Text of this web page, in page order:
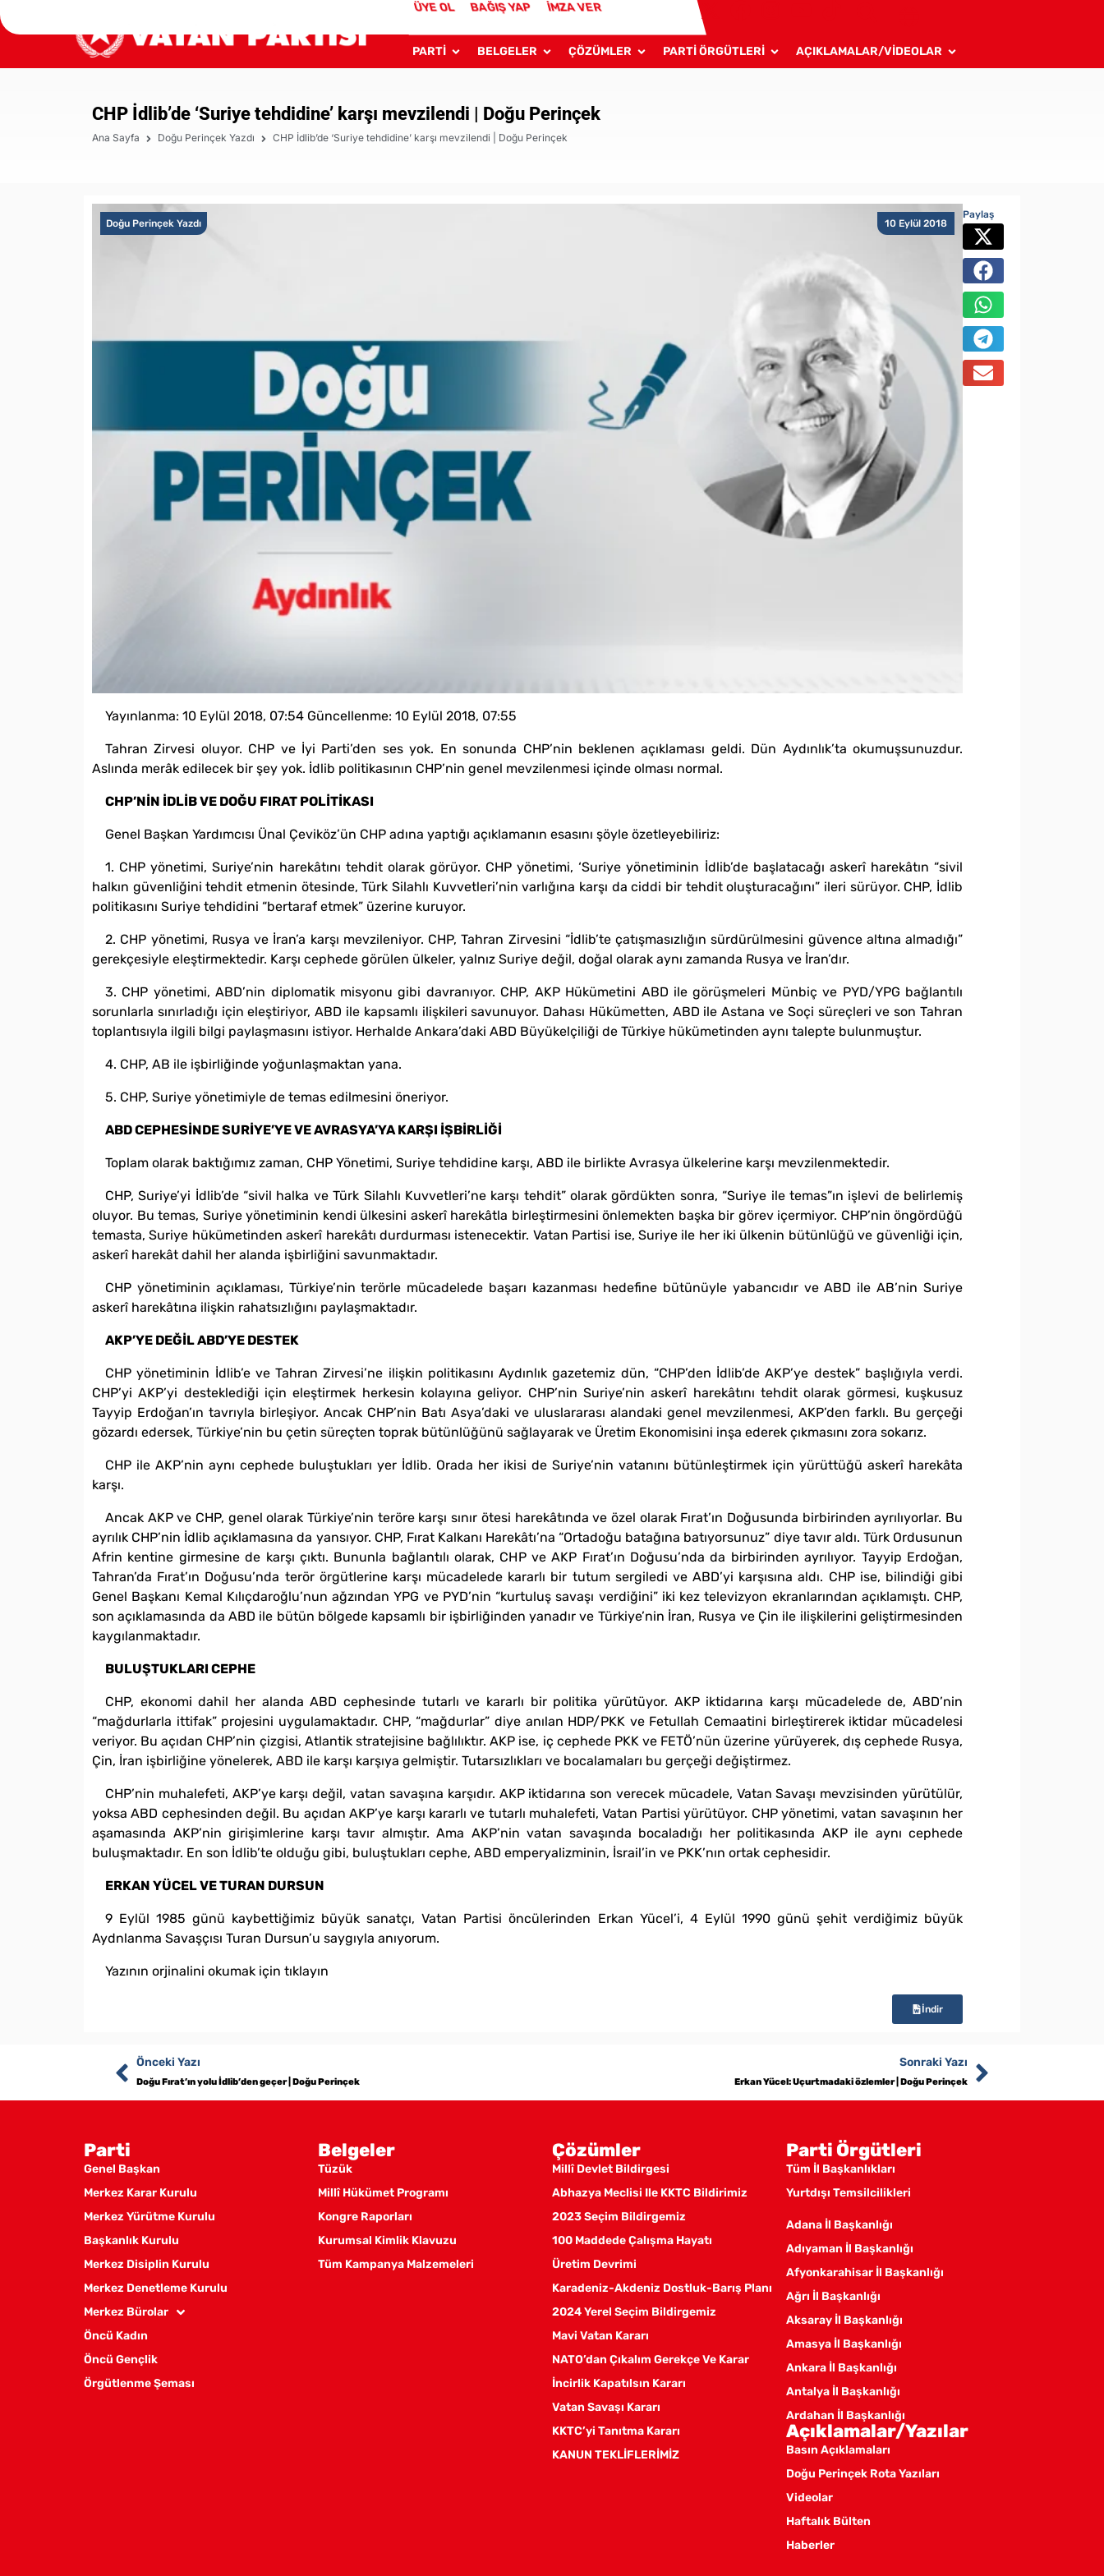
ÜYE OL BAĞIŞ YAP İMZA VER
PARTİ BELGELER ÇÖZÜMLER PARTİ ÖRGÜTLERİ AÇIKLAMALAR/VİDEOLAR
CHP İdlib’de ‘Suriye tehdidine’ karşı mevzilendi | Doğu Perinçek
Ana Sayfa Doğu Perinçek Yazdı CHP İdlib’de ‘Suriye tehdidine’ karşı mevzilendi | Doğu Perinçek
10 Eylül 2018
Doğu Perinçek Yazdı
Yayınlanma: 10 Eylül 2018, 07:54 Güncellenme: 10 Eylül 2018, 07:55
Tahran Zirvesi oluyor. CHP ve İyi Parti’den ses yok. En sonunda CHP’nin beklenen açıklaması geldi. Dün Aydınlık’ta okumuşsunuzdur.
Aslında merâk edilecek bir şey yok. İdlib politikasının CHP’nin genel mevzilenmesi içinde olması normal.
CHP’NİN İDLİB VE DOĞU FIRAT POLİTİKASI
Genel Başkan Yardımcısı Ünal Çeviköz’ün CHP adına yaptığı açıklamanın esasını şöyle özetleyebiliriz:
1. CHP yönetimi, Suriye’nin harekâtını tehdit olarak görüyor. CHP yönetimi, ‘Suriye yönetiminin İdlib’de başlatacağı askerî harekâtın “sivil
halkın güvenliğini tehdit etmenin ötesinde, Türk Silahlı Kuvvetleri’nin varlığına karşı da ciddi bir tehdit oluşturacağını” ileri sürüyor. CHP, İdlib
politikasını Suriye tehdidini “bertaraf etmek” üzerine kuruyor.
2. CHP yönetimi, Rusya ve İran’a karşı mevzileniyor. CHP, Tahran Zirvesini “İdlib’te çatışmasızlığın sürdürülmesini güvence altına almadığı”
gerekçesiyle eleştirmektedir. Karşı cephede görülen ülkeler, yalnız Suriye değil, doğal olarak aynı zamanda Rusya ve İran’dır.
3. CHP yönetimi, ABD’nin diplomatik misyonu gibi davranıyor. CHP, AKP Hükümetini ABD ile görüşmeleri Münbiç ve PYD/YPG bağlantılı
sorunlarla sınırladığı için eleştiriyor, ABD ile kapsamlı ilişkileri savunuyor. Dahası Hükümetten, ABD ile Astana ve Soçi süreçleri ve son Tahran
toplantısıyla ilgili bilgi paylaşmasını istiyor. Herhalde Ankara’daki ABD Büyükelçiliği de Türkiye hükümetinden aynı talepte bulunmuştur.
4. CHP, AB ile işbirliğinde yoğunlaşmaktan yana.
5. CHP, Suriye yönetimiyle de temas edilmesini öneriyor.
ABD CEPHESİNDE SURİYE’YE VE AVRASYA’YA KARŞI İŞBİRLİĞİ
Toplam olarak baktığımız zaman, CHP Yönetimi, Suriye tehdidine karşı, ABD ile birlikte Avrasya ülkelerine karşı mevzilenmektedir.
CHP, Suriye’yi İdlib’de “sivil halka ve Türk Silahlı Kuvvetleri’ne karşı tehdit” olarak gördükten sonra, “Suriye ile temas”ın işlevi de belirlemiş
oluyor. Bu temas, Suriye yönetiminin kendi ülkesini askerî harekâtla birleştirmesini önlemekten başka bir görev içermiyor. CHP’nin öngördüğü
temasta, Suriye hükümetinden askerî harekâtı durdurması istenecektir. Vatan Partisi ise, Suriye ile her iki ülkenin bütünlüğü ve güvenliği için,
askerî harekât dahil her alanda işbirliğini savunmaktadır.
CHP yönetiminin açıklaması, Türkiye’nin terörle mücadelede başarı kazanması hedefine bütünüyle yabancıdır ve ABD ile AB’nin Suriye
askerî harekâtına ilişkin rahatsızlığını paylaşmaktadır.
AKP’YE DEĞİL ABD’YE DESTEK
CHP yönetiminin İdlib’e ve Tahran Zirvesi’ne ilişkin politikasını Aydınlık gazetemiz dün, “CHP’den İdlib’de AKP’ye destek” başlığıyla verdi.
CHP’yi AKP’yi desteklediği için eleştirmek herkesin kolayına geliyor. CHP’nin Suriye’nin askerî harekâtını tehdit olarak görmesi, kuşkusuz
Tayyip Erdoğan’ın tavrıyla birleşiyor. Ancak CHP’nin Batı Asya’daki ve uluslararası alandaki genel mevzilenmesi, AKP’den farklı. Bu gerçeği
gözardı edersek, Türkiye’nin bu çetin süreçten toprak bütünlüğünü sağlayarak ve Üretim Ekonomisini inşa ederek çıkmasını zora sokarız.
CHP ile AKP’nin aynı cephede buluştukları yer İdlib. Orada her ikisi de Suriye’nin vatanını bütünleştirmek için yürüttüğü askerî harekâta
karşı.
Ancak AKP ve CHP, genel olarak Türkiye’nin teröre karşı sınır ötesi harekâtında ve özel olarak Fırat’ın Doğusunda birbirinden ayrılıyorlar. Bu
ayrılık CHP’nin İdlib açıklamasına da yansıyor. CHP, Fırat Kalkanı Harekâtı’na “Ortadoğu batağına batıyorsunuz” diye tavır aldı. Türk Ordusunun
Afrin kentine girmesine de karşı çıktı. Bununla bağlantılı olarak, CHP ve AKP Fırat’ın Doğusu’nda da birbirinden ayrılıyor. Tayyip Erdoğan,
Tahran’da Fırat’ın Doğusu’nda terör örgütlerine karşı mücadelede kararlı bir tutum sergiledi ve ABD’yi karşısına aldı. CHP ise, bilindiği gibi
Genel Başkanı Kemal Kılıçdaroğlu’nun ağzından YPG ve PYD’nin “kurtuluş savaşı verdiğini” iki kez televizyon ekranlarından açıklamıştı. CHP,
son açıklamasında da ABD ile bütün bölgede kapsamlı bir işbirliğinden yanadır ve Türkiye’nin İran, Rusya ve Çin ile ilişkilerini geliştirmesinden
kaygılanmaktadır.
BULUŞTUKLARI CEPHE
CHP, ekonomi dahil her alanda ABD cephesinde tutarlı ve kararlı bir politika yürütüyor. AKP iktidarına karşı mücadelede de, ABD’nin
“mağdurlarla ittifak” projesini uygulamaktadır. CHP, “mağdurlar” diye anılan HDP/PKK ve Fetullah Cemaatini birleştirerek iktidar mücadelesi
veriyor. Bu açıdan CHP’nin çizgisi, Atlantik stratejisine bağlılıktır. AKP ise, iç cephede PKK ve FETÖ’nün üzerine yürüyerek, dış cephede Rusya,
Çin, İran işbirliğine yönelerek, ABD ile karşı karşıya gelmiştir. Tutarsızlıkları ve bocalamaları bu gerçeği değiştirmez.
CHP’nin muhalefeti, AKP’ye karşı değil, vatan savaşına karşıdır. AKP iktidarına son verecek mücadele, Vatan Savaşı mevzisinden yürütülür,
yoksa ABD cephesinden değil. Bu açıdan AKP’ye karşı kararlı ve tutarlı muhalefeti, Vatan Partisi yürütüyor. CHP yönetimi, vatan savaşının her
aşamasında AKP’nin girişimlerine karşı tavır almıştır. Ama AKP’nin vatan savaşında bocaladığı her politikasında AKP ile aynı cephede
buluşmaktadır. En son İdlib’te olduğu gibi, buluştukları cephe, ABD emperyalizminin, İsrail’in ve PKK’nın ortak cephesidir.
ERKAN YÜCEL VE TURAN DURSUN
9 Eylül 1985 günü kaybettiğimiz büyük sanatçı, Vatan Partisi öncülerinden Erkan Yücel’i, 4 Eylül 1990 günü şehit verdiğimiz büyük
Aydnlanma Savaşçısı Turan Dursun’u saygıyla anıyorum.
Yazının orjinalini okumak için tıklayın
İndir
Paylaş
Önceki Yazı
Doğu Fırat’ın yolu İdlib’den geçer | Doğu Perinçek
Sonraki Yazı
Erkan Yücel: Uçurtmadaki özlemler | Doğu Perinçek
Parti
Genel Başkan
Merkez Karar Kurulu
Merkez Yürütme Kurulu
Başkanlık Kurulu
Merkez Disiplin Kurulu
Merkez Denetleme Kurulu
Merkez Bürolar
Öncü Kadın
Öncü Gençlik
Örgütlenme Şeması
Belgeler
Tüzük
Millî Hükümet Programı
Kongre Raporları
Kurumsal Kimlik Klavuzu
Tüm Kampanya Malzemeleri
Çözümler
Millî Devlet Bildirgesi
Abhazya Meclisi Ile KKTC Bildirimiz
2023 Seçim Bildirgemiz
100 Maddede Çalışma Hayatı
Üretim Devrimi
Karadeniz-Akdeniz Dostluk-Barış Planı
2024 Yerel Seçim Bildirgemiz
Mavi Vatan Kararı
NATO’dan Çıkalım Gerekçe Ve Karar
İncirlik Kapatılsın Kararı
Vatan Savaşı Kararı
KKTC’yi Tanıtma Kararı
KANUN TEKLİFLERİMİZ
Parti Örgütleri
Tüm İl Başkanlıkları
Yurtdışı Temsilcilikleri
Adana İl Başkanlığı
Adıyaman İl Başkanlığı
Afyonkarahisar İl Başkanlığı
Ağrı İl Başkanlığı
Aksaray İl Başkanlığı
Amasya İl Başkanlığı
Ankara İl Başkanlığı
Antalya İl Başkanlığı
Ardahan İl Başkanlığı
Artvin İl Başkanlığı
Açıklamalar/Yazılar
Basın Açıklamaları
Doğu Perinçek Rota Yazıları
Videolar
Haftalık Bülten
Haberler